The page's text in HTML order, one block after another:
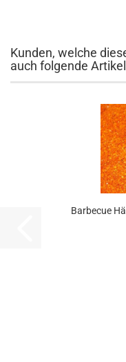
Kunden, welche
auch folgende
Barbecue